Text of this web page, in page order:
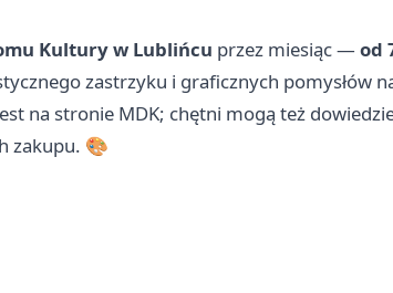
Kultury w Lublińcu przez miesiąc — od
zastrzyku i graficznych pomysłów
na stronie MDK; chętni mogą też
zakupu. 🎨